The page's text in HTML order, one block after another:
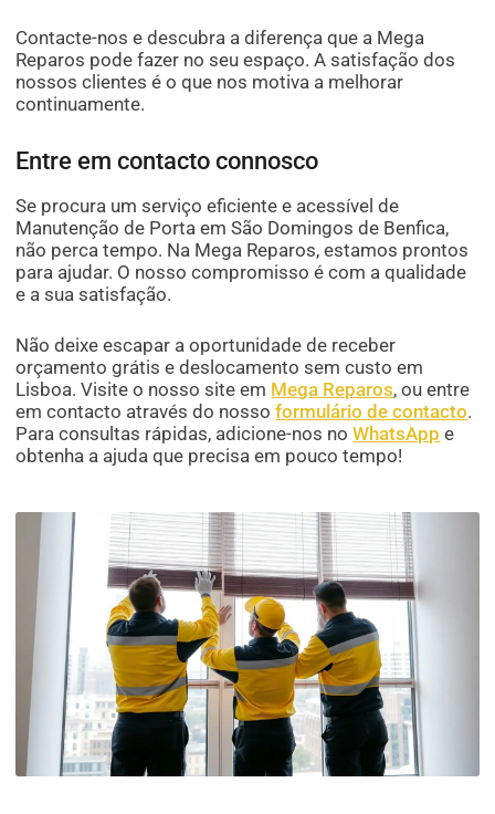
Contacte-nos e descubra a diferença que a Mega
Reparos pode fazer no seu espaço. A satisfação dos
nossos clientes é o que nos motiva a melhorar
continuamente.
Entre em contacto connosco
Se procura um serviço eficiente e acessível de
Manutenção de Porta em São Domingos de Benfica,
não perca tempo. Na Mega Reparos, estamos prontos
para ajudar. O nosso compromisso é com a qualidade
e a sua satisfação.
Não deixe escapar a oportunidade de receber
orçamento grátis e deslocamento sem custo em
Lisboa. Visite o nosso site em Mega Reparos, ou entre
em contacto através do nossoformulário de contacto.
Para consultas rápidas, adicione-nos noWhatsApp e
obtenha a ajuda que precisa em pouco tempo!